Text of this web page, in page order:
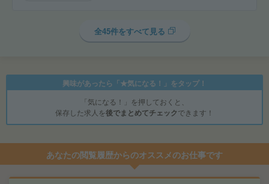
全45件をすべて見る
興味があったら「★気になる！」をタップ！
「気になる！」を押しておくと、
保存した求人を後でまとめてチェックできます！
あなたの閲覧履歴からのオススメのお仕事です